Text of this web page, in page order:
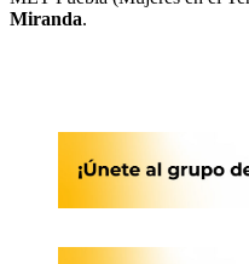
Miranda.